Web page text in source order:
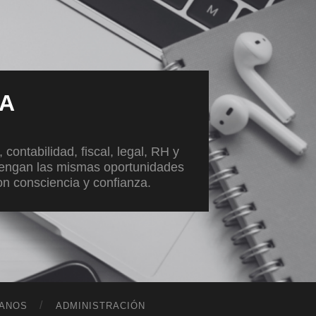
contabilidad, fiscal, legal, RH y
las mismas oportunidades
consciencia y confianza.
ADMINISTRACIÓN